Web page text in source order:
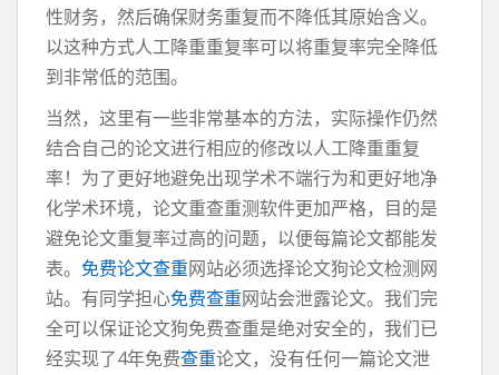
性财务，然后确保财务重复而不降低其原始含义。
以这种方式人工降重重复率可以将重复率完全降低
到非常低的范围。
当然，这里有一些非常基本的方法，实际操作仍然
结合自己的论文进行相应的修改以人工降重重复
率！为了更好地避免出现学术不端行为和更好地净
化学术环境，论文重查重测软件更加严格，目的是
避免论文重复率过高的问题，以便每篇论文都能发
表。 免费论文查重网站必须选择论文狗论文检测网
站。有同学担心免费查重网站会泄露论文。我们完
全可以保证论文狗免费查重是绝对安全的，我们已
经实现了4年免费查重论文，没有任何一篇论文泄